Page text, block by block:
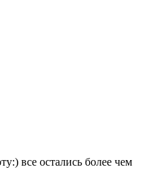
все остались более чем